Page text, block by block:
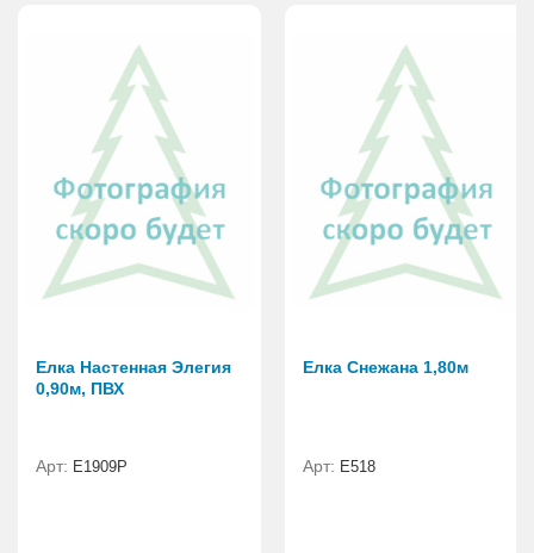
Елка Настенная Элегия
0,90м, ПВХ
Арт: E1909Р
Елка Снежана 1,80м
Арт: E518